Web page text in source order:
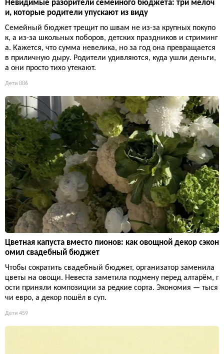
Невидимые разорители семейного бюджета: три мелоч
и, которые родители упускают из виду
Семейный бюджет трещит по швам не из-за крупных покупо
к, а из-за школьных поборов, детских праздников и стриминг
а. Кажется, что сумма невелика, но за год она превращается
в приличную дыру. Родители удивляются, куда ушли деньги,
а они просто тихо утекают.
Дети 886
Цветная капуста вместо пионов: как овощной декор сэкон
омил свадебный бюджет
Чтобы сократить свадебный бюджет, организатор заменила
цветы на овощи. Невеста заметила подмену перед алтарём, г
ости приняли композиции за редкие сорта. Экономия — тыся
чи евро, а декор пошёл в суп.
Дети 459